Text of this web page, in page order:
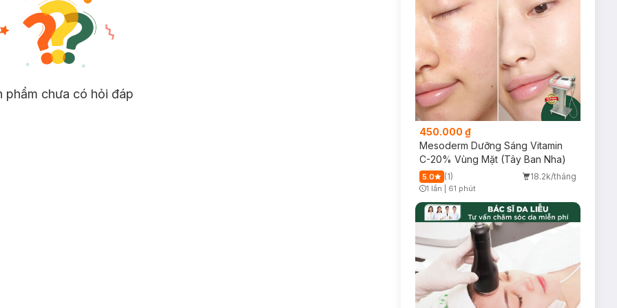
rít, là sự kết hợp 3 thành phần lành tính Niacinamide (Vitamin B3), Panthenol (Pro-
trình sản sinh Ceramides tự nhiên của da và tổng hợp Fillaggrin có dụng bảo vệ
phẩm chưa có hỏi đáp
450.000 ₫
Mesoderm Dưỡng Sáng Vitamin
C-20% Vùng Mặt (Tây Ban Nha)
5.0 (1) 18.2k/tháng
Timer Gray Icon
1 lần 61 phút